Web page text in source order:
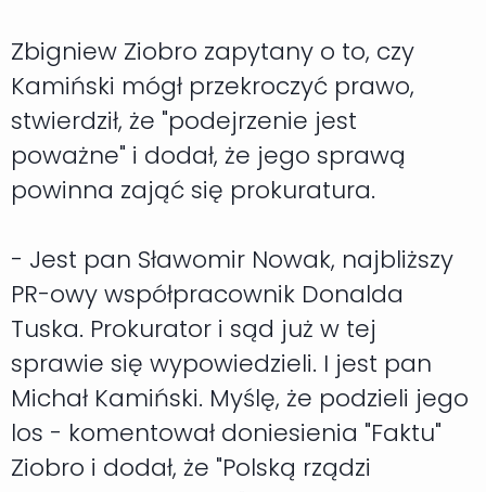
Zbigniew Ziobro zapytany o to, czy
Kamiński mógł przekroczyć prawo,
stwierdził, że "podejrzenie jest
poważne" i dodał, że jego sprawą
powinna zająć się prokuratura.
- Jest pan Sławomir Nowak, najbliższy
PR-owy współpracownik Donalda
Tuska. Prokurator i sąd już w tej
sprawie się wypowiedzieli. I jest pan
Michał Kamiński. Myślę, że podzieli jego
los - komentował doniesienia "Faktu"
Ziobro i dodał, że "Polską rządzi